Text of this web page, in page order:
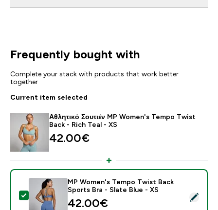
Frequently bought with
Complete your stack with products that work better
together
Current item selected
Αθλητικό Σουτιέν MP Women's Tempo Twist
Back - Rich Teal - XS
42.00€‎
Select this product - MP Women's Tempo Twist Back
MP Women's Tempo Twist Back
Sports Bra - Slate Blue - XS
42.00€‎